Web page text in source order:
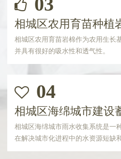
相城区农用育苗种植
相城区农用育苗岩棉作为农用生长
并具有很好的吸水性和透气性。
04
相城区海绵城市建设
相城区海绵城市雨水收集系统是一
在解决城市化进程中的水资源短缺